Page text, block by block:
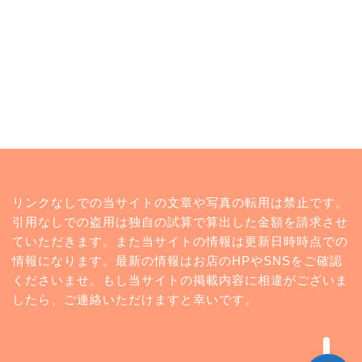
リンクなしでの当サイトの文章や写真の転用は禁止です。
引用なしでの盗用は独自の試算で算出した金額を請求させ
ていただきます。また当サイトの情報は更新日時時点での
情報になります。最新の情報はお店のHPやSNSをご確認
くださいませ。もし当サイトの掲載内容に相違がございま
したら、ご連絡いただけますと幸いです。
ランキング
コンビニ
twitter